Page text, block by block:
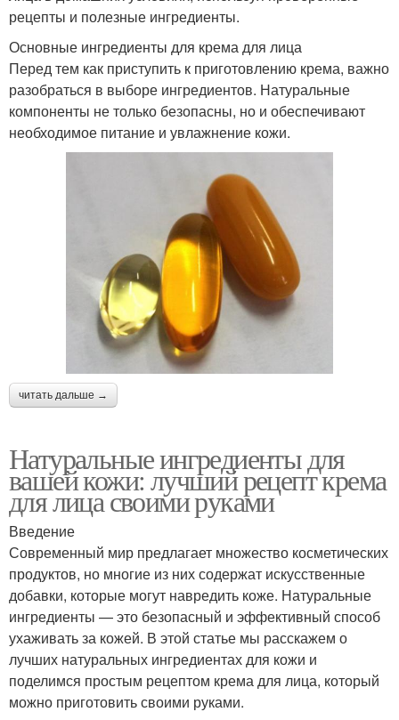
рецепты и полезные ингредиенты.
Основные ингредиенты для крема для лица
Перед тем как приступить к приготовлению крема, важно
разобраться в выборе ингредиентов. Натуральные
компоненты не только безопасны, но и обеспечивают
необходимое питание и увлажнение кожи.
читать дальше →
Натуральные ингредиенты для
вашей кожи: лучший рецепт крема
для лица своими руками
Введение
Современный мир предлагает множество косметических
продуктов, но многие из них содержат искусственные
добавки, которые могут навредить коже. Натуральные
ингредиенты — это безопасный и эффективный способ
ухаживать за кожей. В этой статье мы расскажем о
лучших натуральных ингредиентах для кожи и
поделимся простым рецептом крема для лица, который
можно приготовить своими руками.